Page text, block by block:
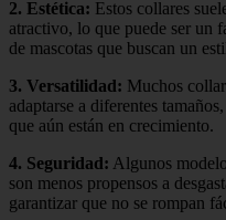
2. Estética: Estos collares
atractivo, lo que puede ser un
de mascotas que buscan un
3. Versatilidad: Muchos
adaptarse a diferentes
que aún están en crecimiento.
4. Seguridad: Algunos
son menos propensos a
garantizar que no se rompan